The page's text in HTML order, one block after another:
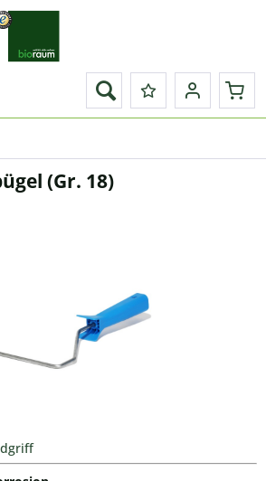
(Gr. 18)